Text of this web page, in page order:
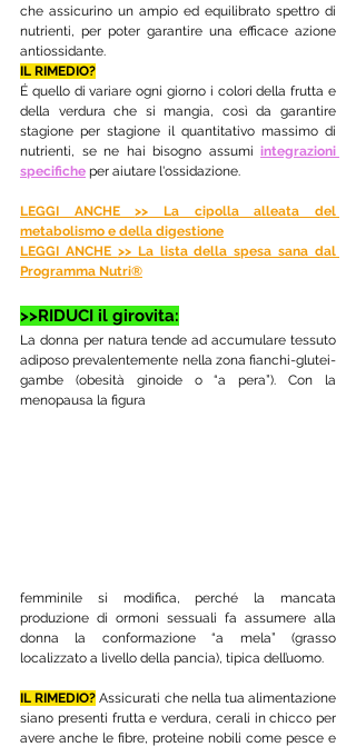
che assicurino un ampio ed equilibrato spettro di
nutrienti, per poter garantire una efficace azione
antiossidante.
IL RIMEDIO?
É quello di variare ogni giorno i colori della frutta e
della verdura che si mangia, così da garantire
stagione per stagione il quantitativo massimo di
nutrienti, se ne hai bisogno assumi integrazioni
specifiche per aiutare l'ossidazione.
LEGGI ANCHE >> La cipolla alleata del
metabolismo e della digestione
LEGGI ANCHE >> La lista della spesa sana dal
Programma Nutri®
>>RIDUCI il girovita:
La donna per natura tende ad accumulare tessuto
adiposo prevalentemente nella zona fianchi-glutei-
gambe (obesità ginoide o “a pera”). Con la
menopausa la figura
femminile si modifica, perché la mancata
produzione di ormoni sessuali fa assumere alla
donna la conformazione “a mela” (grasso
localizzato a livello della pancia), tipica dell’uomo.
IL RIMEDIO? Assicurati che nella tua alimentazione
siano presenti frutta e verdura, cerali in chicco per
avere anche le fibre, proteine nobili come pesce e